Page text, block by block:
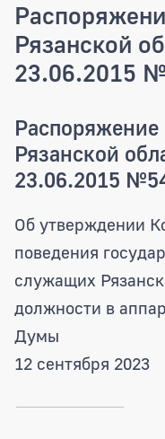
Рязанской
23.06.2015
Распоряжение
Рязанской
23.06.2015
Об утверждении
поведения
служащих
должности в
Думы
12 сентября 2023